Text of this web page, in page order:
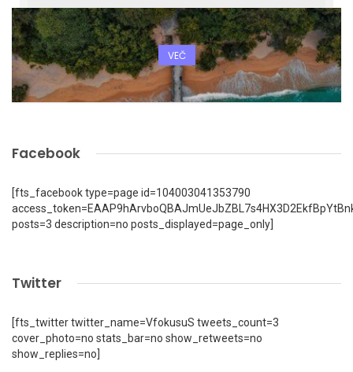
VEČ
Facebook
[fts_facebook type=page id=104003041353790
posts=3 description=no posts_displayed=page_only]
Twitter
[fts_twitter twitter_name=VfokusuS tweets_count=3
cover_photo=no stats_bar=no show_retweets=no
show_replies=no]